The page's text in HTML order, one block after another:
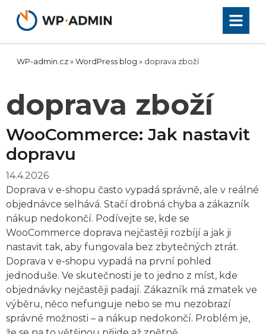
obsah
WP-admin.cz » WordPress blog » doprava zboží
doprava zboží
WooCommerce: Jak nastavit
dopravu
14.4.2026
Doprava v e-shopu často vypadá správně, ale v reálné
objednávce selhává. Stačí drobná chyba a zákazník
nákup nedokončí. Podívejte se, kde se
WooCommerce doprava nejčastěji rozbíjí a jak ji
nastavit tak, aby fungovala bez zbytečných ztrát.
Doprava v e-shopu vypadá na první pohled
jednoduše. Ve skutečnosti je to jedno z míst, kde
objednávky nejčastěji padají. Zákazník má zmatek ve
výběru, něco nefunguje nebo se mu nezobrazí
správné možnosti – a nákup nedokončí. Problém je,